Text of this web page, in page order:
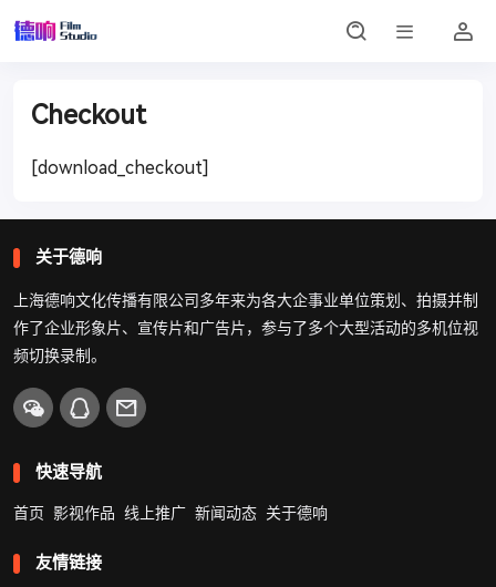
Checkout
[download_checkout]
关于德响
上海德响文化传播有限公司多年来为各大企事业单位策划、拍摄并制
作了企业形象片、宣传片和广告片，参与了多个大型活动的多机位视
频切换录制。
快速导航
首页 影视作品 线上推广 新闻动态 关于德响
友情链接